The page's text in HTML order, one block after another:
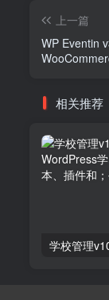
上一篇
WP Eventin
相关推荐